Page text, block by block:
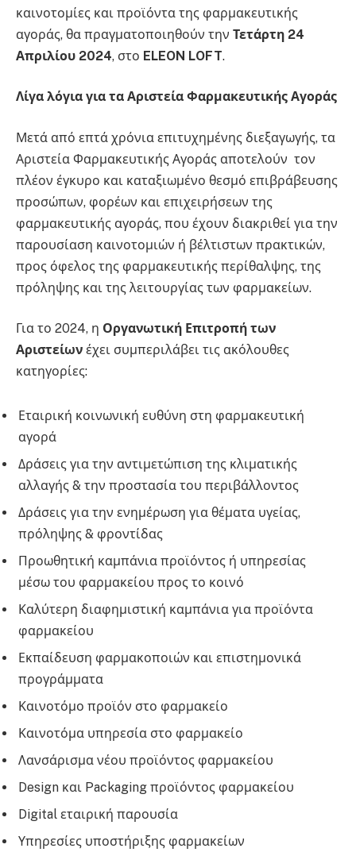
καινοτομίες και προϊόντα της φαρμακευτικής
αγοράς, θα πραγματοποιηθούν την Τετάρτη 24
Απριλίου 2024, στο ELEON LOFT.
Λίγα λόγια για τα Αριστεία Φαρμακευτικής Αγοράς
Μετά από επτά χρόνια επιτυχημένης διεξαγωγής, τα
Αριστεία Φαρμακευτικής Αγοράς αποτελούν τον
πλέον έγκυρο και καταξιωμένο θεσμό επιβράβευσης
προσώπων, φορέων και επιχειρήσεων της
φαρμακευτικής αγοράς, που έχουν διακριθεί για την
παρουσίαση καινοτομιών ή βέλτιστων πρακτικών,
προς όφελος της φαρμακευτικής περίθαλψης, της
πρόληψης και της λειτουργίας των φαρμακείων.
Για το 2024, η Οργανωτική Επιτροπή των
Αριστείων έχει συμπεριλάβει τις ακόλουθες
κατηγορίες:
Εταιρική κοινωνική ευθύνη στη φαρμακευτική
αγορά
Δράσεις για την αντιμετώπιση της κλιματικής
αλλαγής & την προστασία του περιβάλλοντος
Δράσεις για την ενημέρωση για θέματα υγείας,
πρόληψης & φροντίδας
Προωθητική καμπάνια προϊόντος ή υπηρεσίας
μέσω του φαρμακείου προς το κοινό
Καλύτερη διαφημιστική καμπάνια για προϊόντα
φαρμακείου
Εκπαίδευση φαρμακοποιών και επιστημονικά
προγράμματα
Καινοτόμο προϊόν στο φαρμακείο
Καινοτόμα υπηρεσία στο φαρμακείο
Λανσάρισμα νέου προϊόντος φαρμακείου
Design και Packaging προϊόντος φαρμακείου
Digital εταιρική παρουσία
Υπηρεσίες υποστήριξης φαρμακείων